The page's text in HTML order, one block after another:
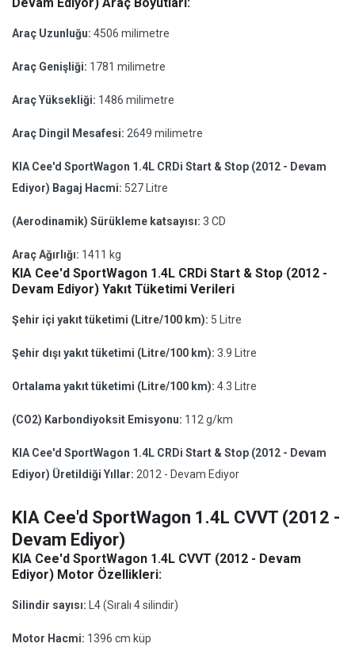
Araç Uzunluğu: 4506 milimetre
Araç Genişliği: 1781 milimetre
Araç Yüksekliği: 1486 milimetre
Araç Dingil Mesafesi: 2649 milimetre
KIA Cee'd SportWagon 1.4L CRDi Start & Stop (2012 - Devam
Ediyor) Bagaj Hacmi: 527 Litre
(Aerodinamik) Sürükleme katsayısı: 3 CD
Araç Ağırlığı: 1411 kg
KIA Cee'd SportWagon 1.4L CRDi Start & Stop (2012 -
Devam Ediyor) Yakıt Tüketimi Verileri
Şehir içi yakıt tüketimi (Litre/100 km): 5 Litre
Şehir dışı yakıt tüketimi (Litre/100 km): 3.9 Litre
Ortalama yakıt tüketimi (Litre/100 km): 4.3 Litre
(CO2) Karbondiyoksit Emisyonu: 112 g/km
KIA Cee'd SportWagon 1.4L CRDi Start & Stop (2012 - Devam
Ediyor) Üretildiği Yıllar: 2012 - Devam Ediyor
KIA Cee'd SportWagon 1.4L CVVT (2012 -
Devam Ediyor)
KIA Cee'd SportWagon 1.4L CVVT (2012 - Devam
Ediyor) Motor Özellikleri:
Silindir sayısı: L4 (Sıralı 4 silindir)
Motor Hacmi: 1396 cm küp